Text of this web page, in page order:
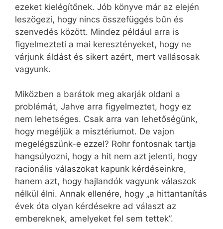
ezeket kielégítőnek. Jób könyve már az elején
leszögezi, hogy nincs összefüggés bűn és
szenvedés között. Mindez például arra is
figyelmezteti a mai keresztényeket, hogy ne
várjunk áldást és sikert azért, mert vallásosak
vagyunk.
Miközben a barátok meg akarják oldani a
problémát, Jahve arra figyelmeztet, hogy ez
nem lehetséges. Csak arra van lehetőségünk,
hogy megéljük a misztériumot. De vajon
megelégszünk-e ezzel? Rohr fontosnak tartja
hangsúlyozni, hogy a hit nem azt jelenti, hogy
racionális válaszokat kapunk kérdéseinkre,
hanem azt, hogy hajlandók vagyunk válaszok
nélkül élni. Annak ellenére, hogy „a hittantanítás
évek óta olyan kérdésekre ad választ az
embereknek, amelyeket fel sem tettek”.